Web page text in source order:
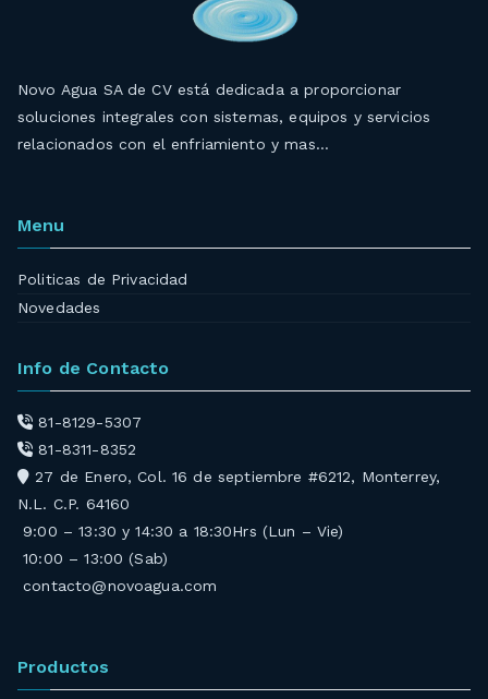
Novo Agua SA de CV está dedicada a proporcionar
soluciones integrales con sistemas, equipos y servicios
relacionados con el enfriamiento y mas…
Menu
Politicas de Privacidad
Novedades
Info de Contacto
81-8129-5307
81-8311-8352
27 de Enero, Col. 16 de septiembre #6212, Monterrey,
N.L. C.P. 64160
9:00 – 13:30 y 14:30 a 18:30Hrs (Lun – Vie)
10:00 – 13:00 (Sab)
contacto@novoagua.com
Productos